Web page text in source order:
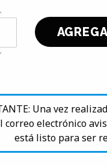
Una vez
correo electrónico
está listo para ser